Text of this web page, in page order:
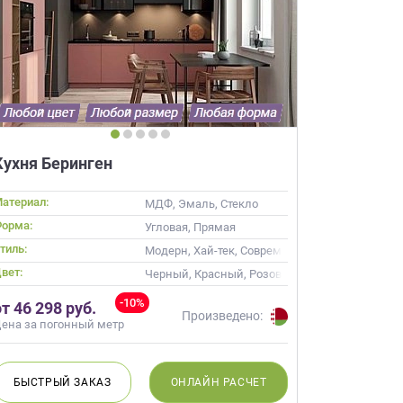
темный низ
Беринген
МДФ, Эмаль, Стекло
Угловая, Прямая
Модерн, Хай-тек, Современные
Черный, Красный, Розовый
-10%
46 298 руб.
за погонный метр
Произведено:
БЫСТРЫЙЗАКАЗ ОНЛАЙН РАСЧЕТ
от
подготовит
строителей
не купите мебель.
000 т.р.
×